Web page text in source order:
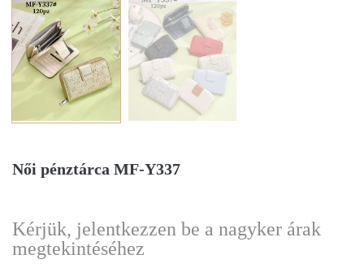
Női pénztárca MF-Y337
Kérjük, jelentkezzen be a nagyker árak
megtekintéséhez